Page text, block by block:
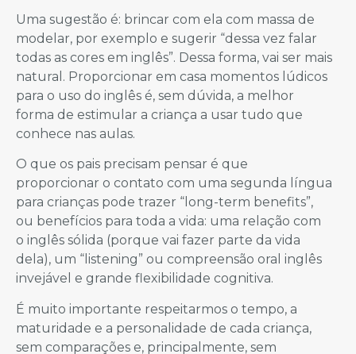
Uma sugestão é: brincar com ela com massa de
modelar, por exemplo e sugerir “dessa vez falar
todas as cores em inglês”. Dessa forma, vai ser mais
natural. Proporcionar em casa momentos lúdicos
para o uso do inglês é, sem dúvida, a melhor
forma de estimular a criança a usar tudo que
conhece nas aulas.
O que os pais precisam pensar é que
proporcionar o contato com uma segunda língua
para crianças pode trazer “long-term benefits”,
ou benefícios para toda a vida: uma relação com
o inglês sólida (porque vai fazer parte da vida
dela), um “listening” ou compreensão oral inglês
invejável e grande flexibilidade cognitiva.
É muito importante respeitarmos o tempo, a
maturidade e a personalidade de cada criança,
sem comparações e, principalmente, sem